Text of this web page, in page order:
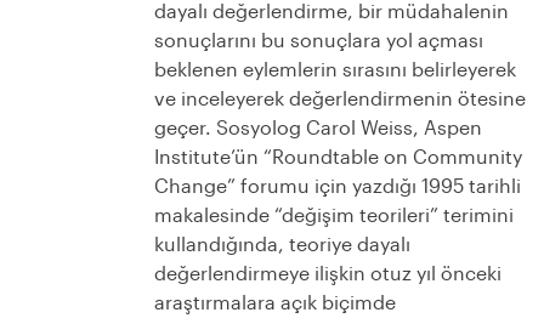
dayalı değerlendirme, bir müdahalenin
sonuçlarını bu sonuçlara yol açması
beklenen eylemlerin sırasını belirleyerek
ve inceleyerek değerlendirmenin ötesine
geçer. Sosyolog Carol Weiss, Aspen
Institute’ün “Roundtable on Community
Change” forumu için yazdığı 1995 tarihli
makalesinde “değişim teorileri” terimini
kullandığında, teoriye dayalı
değerlendirmeye ilişkin otuz yıl önceki
araştırmalara açık biçimde